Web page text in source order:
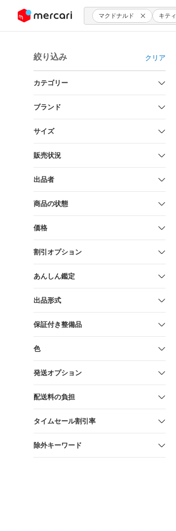
ツにスキップ マクドナルド キティ
絞り込み クリア
カテゴリー
ブランド
サイズ
販売状況
出品者
商品の状態
価格
割引オプション
あんしん鑑定
出品形式
保証付き整備品
色
発送オプション
配送料の負担
タイムセール割引率
除外キーワード